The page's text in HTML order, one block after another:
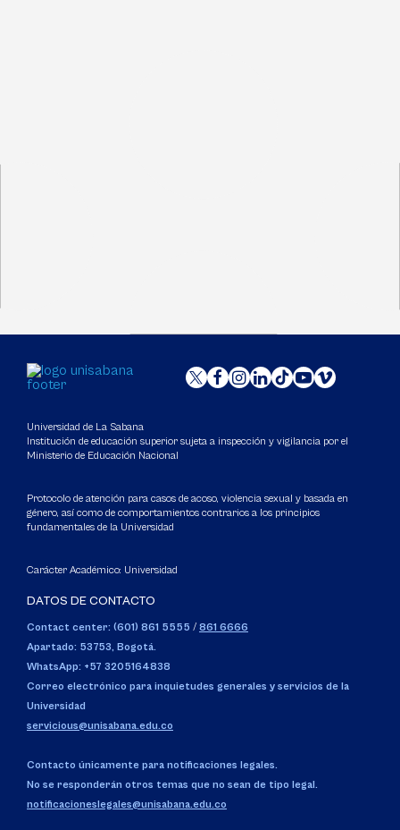
Universidad de La Sabana
Institución de educación superior sujeta a inspección y vigilancia por el
Ministerio de Educación Nacional
Protocolo de atención para casos de acoso, violencia sexual y basada en
género, así como de comportamientos contrarios a los principios
fundamentales de la Universidad
Carácter Académico: Universidad
DATOS DE CONTACTO
Contact center: (601) 861 5555 / 861 6666
Apartado: 53753, Bogotá.
WhatsApp: +57 3205164838
Correo electrónico para inquietudes generales y servicios de la
Universidad
servicious@unisabana.edu.co
Contacto únicamente para notificaciones legales.
No se responderán otros temas que no sean de tipo legal.
notificacioneslegales@unisabana.edu.co